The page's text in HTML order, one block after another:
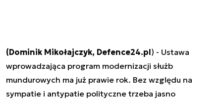
(Dominik Mikołajczyk, Defence24.pl) - Ustawa
wprowadzająca program modernizacji służb
mundurowych ma już prawie rok. Bez względu na
sympatie i antypatie polityczne trzeba jasno